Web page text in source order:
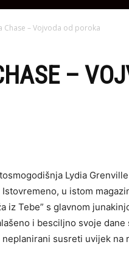
Chase – Vojvoda od poroka
–
Lydia
u istom
iz Tebe” s glavnom
i besciljno svoje
susreti uvijek na